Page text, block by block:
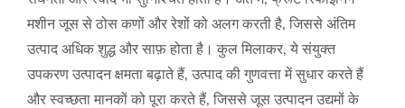
मशीन जूस से ठोस कणों और रेशों को अलग करती है, जिससे अंतिम
उत्पाद अधिक शुद्ध और साफ़ होता है। कुल मिलाकर, ये संयुक्त
उपकरण उत्पादन क्षमता बढ़ाते हैं, उत्पाद की गुणवत्ता में सुधार करते हैं
और स्वच्छता मानकों को पूरा करते हैं, जिससे जूस उत्पादन उद्यमों के